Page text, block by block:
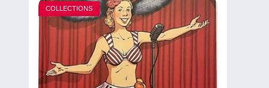
COLLECTIONS